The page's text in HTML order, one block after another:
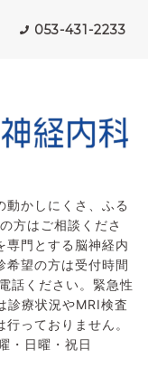
053-431-2233
動かしにくさ、ふる
方はご相談くださ
専門とする脳神経内
希望の方は受付時間
話ください。緊急性
診療状況やMRI検査
っておりません。
日曜・祝日